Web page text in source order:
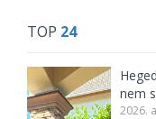
TOP 24
nem
2026.